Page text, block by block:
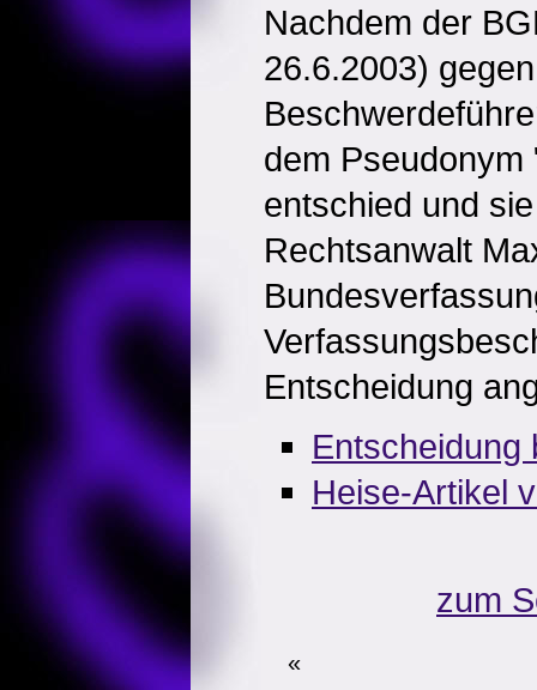
Nachdem der
26.6.2003)
dem
entschied und
Rechtsanwalt
Entscheidung
Entscheidung
Heise-Artikel
zum
«